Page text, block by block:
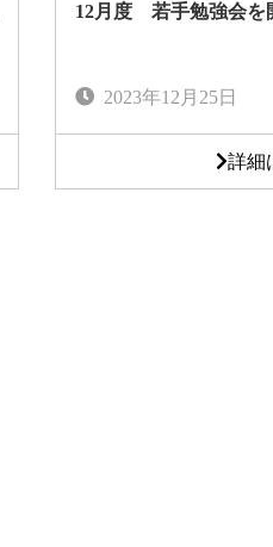
12月度 若手勉強会を
2023年12月25日
詳細